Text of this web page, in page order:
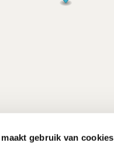
gebruik van cookies